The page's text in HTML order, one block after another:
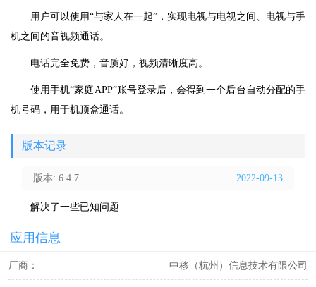
用户可以使用“与家人在一起”，实现电视与电视之间、电视与手
机之间的音视频通话。
电话完全免费，音质好，视频清晰度高。
使用手机“家庭APP”账号登录后，会得到一个后台自动分配的手
机号码，用于机顶盒通话。
版本记录
2022-09-13
版本: 6.4.7
解决了一些已知问题
应用信息
厂商： 中移（杭州）信息技术有限公司